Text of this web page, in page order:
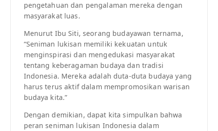
pengetahuan dan pengalaman mereka dengan
masyarakat luas.
Menurut Ibu Siti, seorang budayawan ternama,
“Seniman lukisan memiliki kekuatan untuk
menginspirasi dan mengedukasi masyarakat
tentang keberagaman budaya dan tradisi
Indonesia. Mereka adalah duta-duta budaya yang
harus terus aktif dalam mempromosikan warisan
budaya kita.”
Dengan demikian, dapat kita simpulkan bahwa
peran seniman lukisan Indonesia dalam